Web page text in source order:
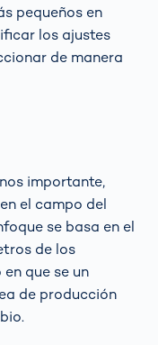
pequeños en
los ajustes
de manera
importante,
el campo del
se basa en el
de los
que se un
de producción